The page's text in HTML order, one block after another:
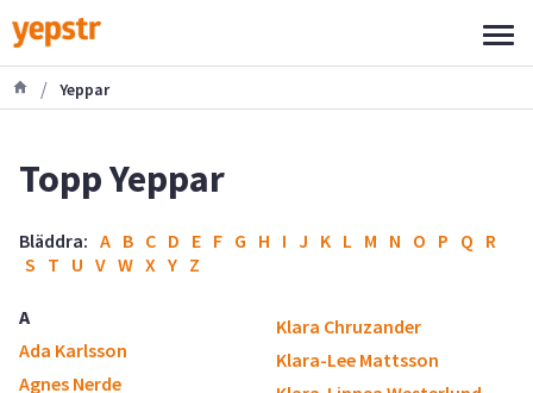
/ Yeppar
Topp Yeppar
Bläddra: A B C D E F G H I J K L M N O P Q R
S T U V W X Y Z
A
Ada Karlsson
Agnes Nerde
Klara Chruzander
Klara-Lee Mattsson